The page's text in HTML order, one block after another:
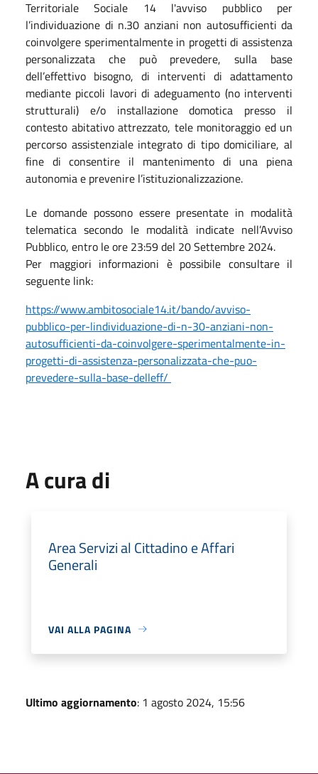
Territoriale Sociale 14 l'avviso pubblico per
l’individuazione di n.30 anziani non autosufficienti da
coinvolgere sperimentalmente in progetti di assistenza
personalizzata che può prevedere, sulla base
dell’effettivo bisogno, di interventi di adattamento
mediante piccoli lavori di adeguamento (no interventi
strutturali) e/o installazione domotica presso il
contesto abitativo attrezzato, tele monitoraggio ed un
percorso assistenziale integrato di tipo domiciliare, al
fine di consentire il mantenimento di una piena
autonomia e prevenire l’istituzionalizzazione.
Le domande possono essere presentate in modalità
telematica secondo le modalità indicate nell’Avviso
Pubblico, entro le ore 23:59 del 20 Settembre 2024.
Per maggiori informazioni è possibile consultare il
seguente link:
https://www.ambitosociale14.it/bando/avviso-
pubblico-per-lindividuazione-di-n-30-anziani-non-
autosufficienti-da-coinvolgere-sperimentalmente-in-
progetti-di-assistenza-personalizzata-che-puo-
prevedere-sulla-base-delleff/
A cura di
Area Servizi al Cittadino e Affari
Generali
VAI ALLA PAGINA
Ultimo aggiornamento: 1 agosto 2024, 15:56